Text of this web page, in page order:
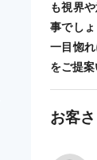
も視界
事でし
一目惚
をご提案
お客